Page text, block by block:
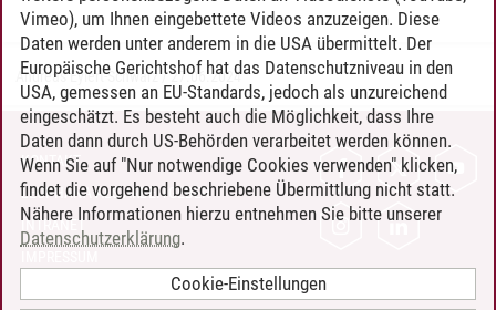
Andreas Eylert-Schwarz/27.06.2024
KONTAKT
LEUPHANA ALS ARBEITGEBER
INTRANET
Vimeo), um Ihnen eingebettete Videos anzuzeigen. Diese
Daten werden unter anderem in die USA übermittelt. Der
Europäische Gerichtshof hat das Datenschutzniveau in den
USA, gemessen an EU-Standards, jedoch als unzureichend
eingeschätzt. Es besteht auch die Möglichkeit, dass Ihre
Daten dann durch US-Behörden verarbeitet werden können.
Wenn Sie auf "Nur notwendige Cookies verwenden" klicken,
findet die vorgehend beschriebene Übermittlung nicht statt.
Nähere Informationen hierzu entnehmen Sie bitte unserer
Datenschutzerklärung.
Cookie-Einstellungen